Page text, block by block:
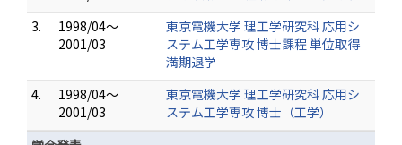
3.
1998/04～
2001/03
東京電機大学 理工学研究科 応用シ
ステム工学専攻 博士課程 単位取得
満期退学
4.
1998/04～
2001/03
東京電機大学 理工学研究科 応用シ
ステム工学専攻 博士（工学）